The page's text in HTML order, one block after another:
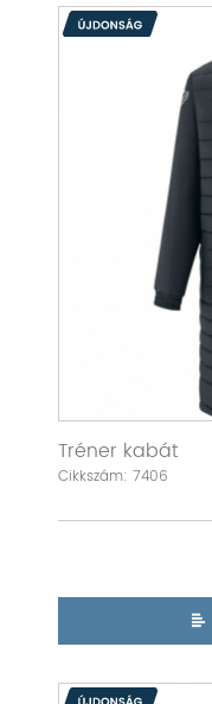
Tréner kabát
Cikkszám: 7406